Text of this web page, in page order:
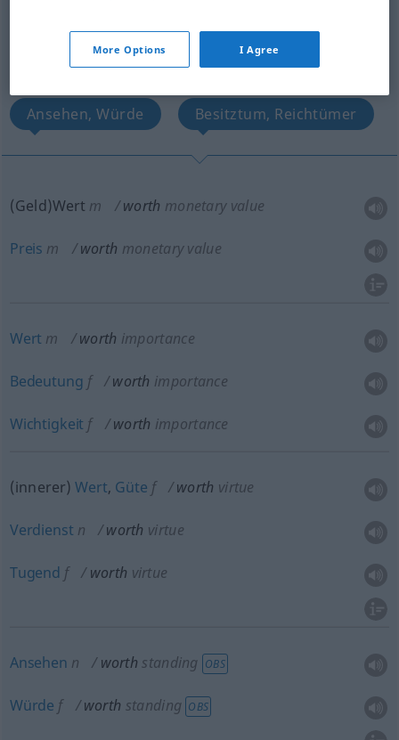
innerer Wert, Güte, Verdienst, Tugend
Ansehen, Würde Besitztum, Reichtümer
(Geld)Wert m worth monetary value
Preis m worth monetary value
Wert m worth importance
Bedeutung f worth importance
Wichtigkeit f worth importance
(innerer)Wert, Güte f worth virtue
Verdienst n worth virtue
Tugend f worth virtue
Ansehen n worth standing OBS
Würde f worth standing OBS
More Options I Agree